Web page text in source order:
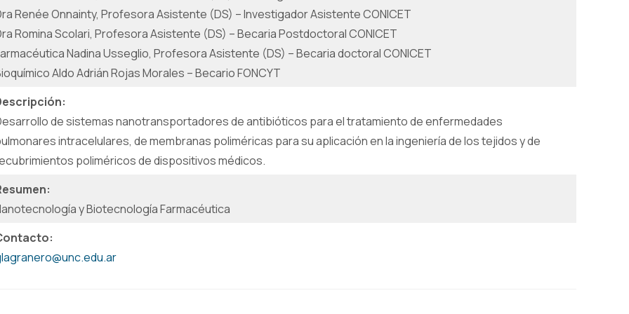
Renée Onnainty, Profesora Asistente (DS) – Investigador Asistente CONICET
Romina Scolari, Profesora Asistente (DS) – Becaria Postdoctoral CONICET
Nadina Usseglio, Profesora Asistente (DS) – Becaria doctoral CONICET
Aldo Adrián Rojas Morales – Becario FONCYT
de sistemas nanotransportadores de antibióticos para el tratamiento de enfermedades
intracelulares, de membranas poliméricas para su aplicación en la ingeniería de los tejidos y de
poliméricos de dispositivos médicos.
y Biotecnología Farmacéutica